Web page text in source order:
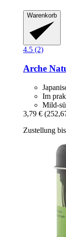
Warenkorb
4.5 (2)
Arche
Im
Mild-
3,79 €
Zustellung